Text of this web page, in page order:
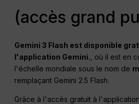
(accès grand
Gemini 3 Flash est disponible
l'application Gemini. , où il est en
l'échelle mondiale sous le nom de
remplaçant Gemini 2.5 Flash.
Grâce à l'accès gratuit à